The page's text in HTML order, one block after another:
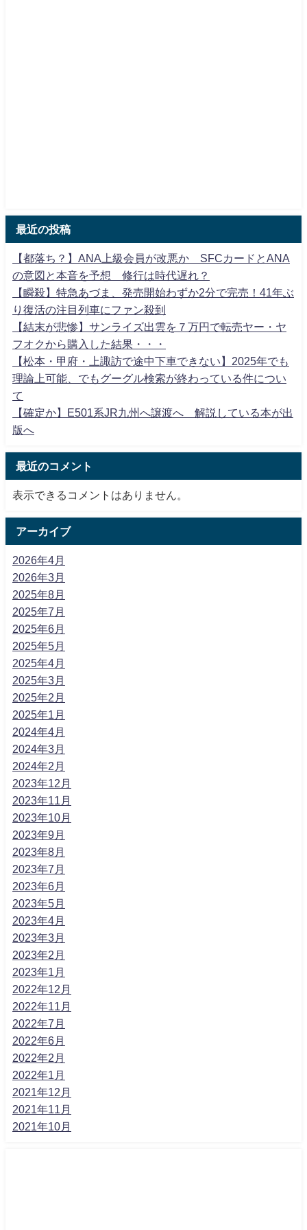
最近の投稿
【都落ち？】ANA上級会員が改悪か SFCカードとANA
の意図と本音を予想 修行は時代遅れ？
【瞬殺】特急あづま、発売開始わずか2分で完売！41年ぶ
り復活の注目列車にファン殺到
【結末が悲惨】サンライズ出雲を７万円で転売ヤー・ヤ
フオクから購入した結果・・・
【松本・甲府・上諏訪で途中下車できない】2025年でも
理論上可能、でもグーグル検索が終わっている件につい
て
【確定か】E501系JR九州へ譲渡へ 解説している本が出
版へ
最近のコメント
表示できるコメントはありません。
アーカイブ
2026年4月
2026年3月
2025年8月
2025年7月
2025年6月
2025年5月
2025年4月
2025年3月
2025年2月
2025年1月
2024年4月
2024年3月
2024年2月
2023年12月
2023年11月
2023年10月
2023年9月
2023年8月
2023年7月
2023年6月
2023年5月
2023年4月
2023年3月
2023年2月
2023年1月
2022年12月
2022年11月
2022年7月
2022年6月
2022年2月
2022年1月
2021年12月
2021年11月
2021年10月